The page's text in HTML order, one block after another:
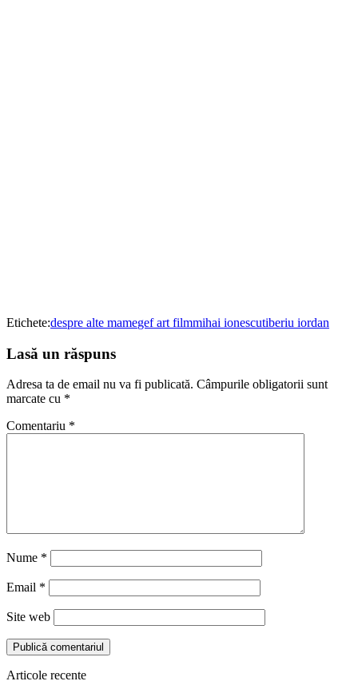
Etichete:despre alte mamegef art filmmihai ionescutiberiu iordan
Lasă un răspuns
Adresa ta de email nu va fi publicată. Câmpurile obligatorii sunt
marcate cu *
Comentariu *
Nume *
Email *
Site web
Articole recente